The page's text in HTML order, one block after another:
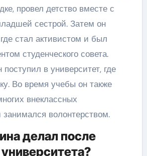
провел детство вместе с
сестрой. Затем он
стал активистом и был
студенческого совета.
в университет, где
Во время учебы он также
внеклассных
волонтерством.
делал после